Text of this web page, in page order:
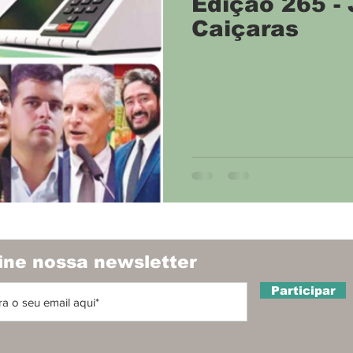
Caiçaras
nossa newsletter
Participar